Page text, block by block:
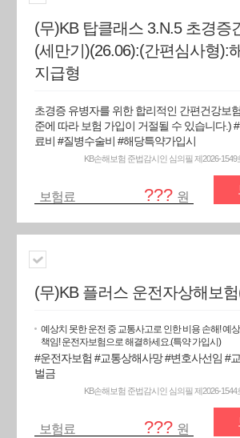
(무)KB 탑클래스 3.N.5 초경증
(세만기)(26.06):(간편심사형):
지급형
초경증 유병자를 위한 합리적인 간편건강보
준에 따라 보험 가입이 거절될 수 있습니다.)
료비 #질병수술비 #해당특약가입시
KB손해보험 준법감시인 심의필 제2026-1549
보험료 ??? 원
(무)KB 플러스 운전자상해보
예상치 못한 운전 중 교통사고로 인한 비용 손해! 예
책임! 운전자보험으로 해결하세요.(특약 가입시)
#운전자보험 #교통상해사망 #변호사선임 #
벌금
KB손해보험 준법감시인 심의필 제2026-1544
보험료 ??? 원